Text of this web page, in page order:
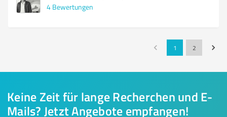
4 Bewertungen
1 2
Keine Zeit für lange Recherchen und E-
Mails? Jetzt Angebote empfangen!